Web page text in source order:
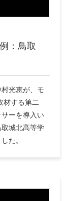
：鳥取
光恵が、モ
材する第二
ーを導入い
城北高等学
た。